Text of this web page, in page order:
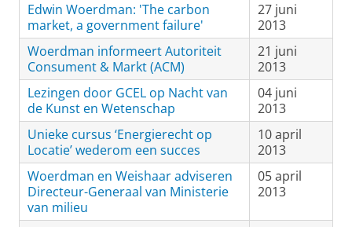
Edwin Woerdman: 'The carbon
market, a government failure'
27 juni
2013
Woerdman informeert Autoriteit
Consument & Markt (ACM)
21 juni
2013
Lezingen door GCEL op Nacht van
de Kunst en Wetenschap
04 juni
2013
Unieke cursus ‘Energierecht op
Locatie’ wederom een succes
10 april
2013
Woerdman en Weishaar adviseren
Directeur-Generaal van Ministerie
van milieu
05 april
2013